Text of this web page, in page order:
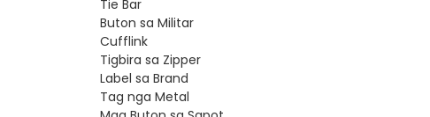
Tie Bar
Buton sa Militar
Cufflink
Tigbira sa Zipper
Label sa Brand
Tag nga Metal